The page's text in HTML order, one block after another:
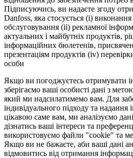
Підписуючись, ви надаєте згоду
Danfoss, яка стосується (i)
обслуговування (ii) рекламної
актуальних і майбутніх продуктів,
інформаційних бюлетенів,
презентаціям продуктів (iv)
особи
Якщо ви погоджуєтесь отримувати
зберігаємо ваші особисті дані з
який ми надсилатимемо вам. Для
індивідуального підходу та надання
цікавою саме вам, ми аналізуємо
дізнатись ваші інтереси та
використовуємо файли "cookie" та
Якщо ви не бажаєте, аби ваші дані
відмовитись від отримання